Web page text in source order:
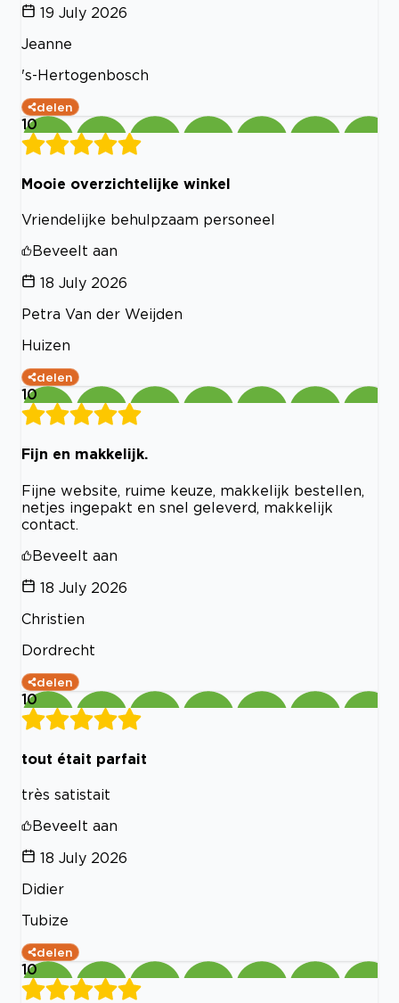
19 July 2026
Jeanne
's-Hertogenbosch
delen
10
Mooie overzichtelijke winkel
Vriendelijke behulpzaam personeel
Beveelt aan
18 July 2026
Petra Van der Weijden
Huizen
delen
10
Fijn en makkelijk.
Fijne website, ruime keuze, makkelijk bestellen,
netjes ingepakt en snel geleverd, makkelijk
contact.
Beveelt aan
18 July 2026
Christien
Dordrecht
delen
10
tout était parfait
très satistait
Beveelt aan
18 July 2026
Didier
Tubize
delen
10